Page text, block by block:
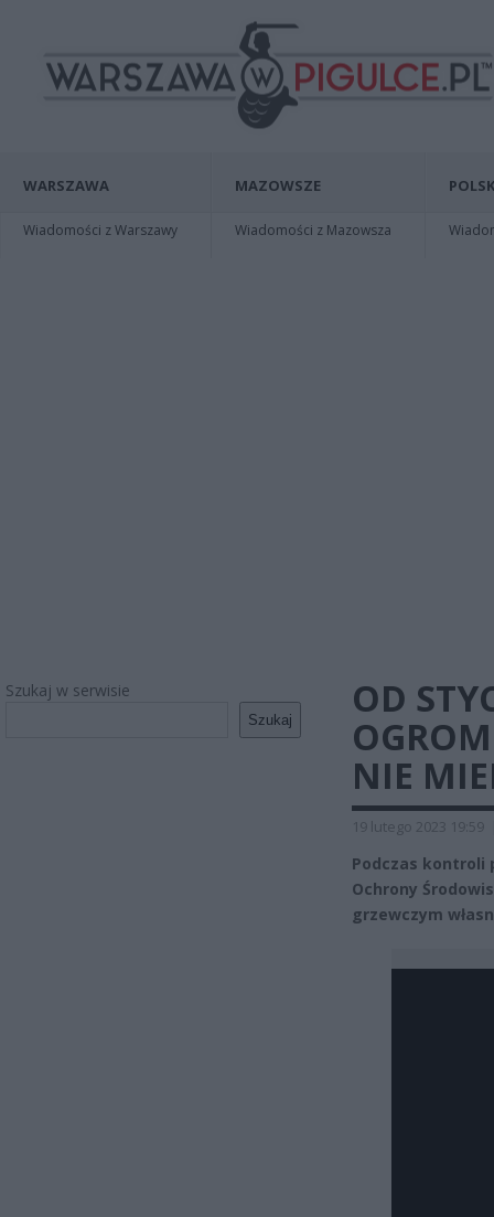
WARSZAWA
Wiadomości z Warszawy
MAZOWSZE
Wiadomości z Mazowsza
Szukaj w serwisie
Szukaj
OD
NIE
19 lutego 2023 19:59
Podczas kontroli
Ochrony
grzewczym